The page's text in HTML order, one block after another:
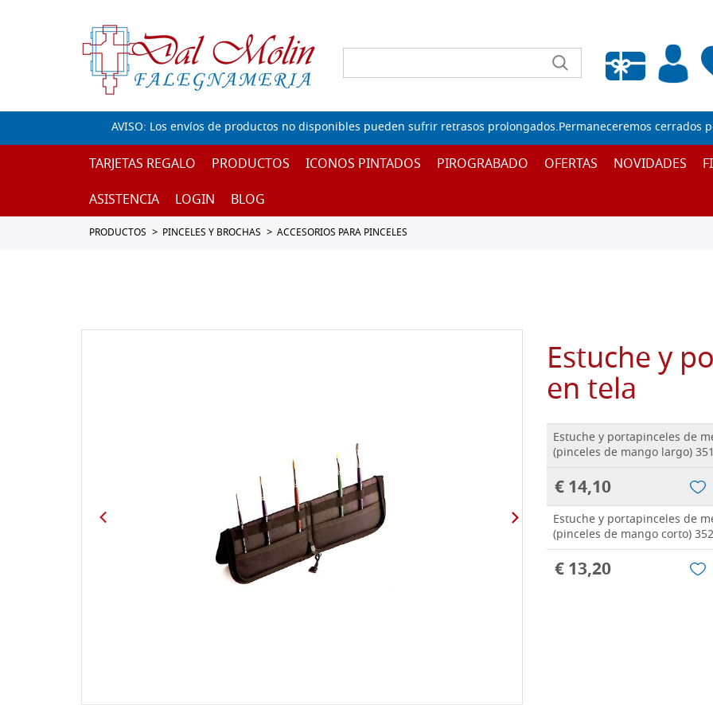
Lista de deseos vacía
AVISO: Los envíos de productos no disponibles pueden sufrir retrasos prolongados.Permaneceremos cerrados
TARJETAS REGALO PRODUCTOS ICONOS PINTADOS PIROGRABADO OFERTAS NOVIDADES
ASISTENCIA
LOGIN BLOG
PRODUCTOS PINCELES Y BROCHAS ACCESORIOS PARA PINCELES
Estuche y
en tela
Estuche y portapinceles de
(pinceles de mango largo)
€ 14,10
Estuche y portapinceles de
(pinceles de mango corto)
€ 13,20